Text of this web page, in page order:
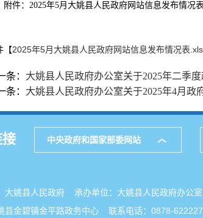
附件：2025年5月大姚县人民政府网站信息发布情况表
【2025年5月大姚县人民政府网站信息发布情况表
条： 大姚县人民政府办公室关于2025年二季
条： 大姚县人民政府办公室关于2025年4月政
中央政府和国家部委网站
大姚县人民政府 承办单位：大姚县人民政府办公
县金碧镇金平路政务中心 联系电话：0878-